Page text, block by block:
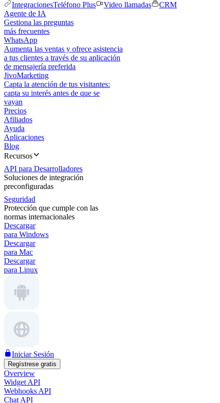
IntegracionesTeléfono Plus Video llamadas
CRM
Agente de IA
Gestiona las preguntas
más frecuentes
WhatsApp
Aumenta las ventas y ofrece asistencia
a tus clientes a través de su aplicación
de mensajería preferida
JivoMarketing
Capta la atención de tus visitantes:
capta su interés antes de que se
vayan
Precios
Afiliados
Ayuda
Aplicaciones
Blog
Recursos
API para Desarrolladores
Soluciones de integración
preconfiguradas
Seguridad
Protección que cumple con las
normas internacionales
Descargar
para Windows
Descargar
para Mac
Descargar
para Linux
Iniciar Sesión
Regístrese gratis
Overview
Widget API
Webhooks API
Chat API